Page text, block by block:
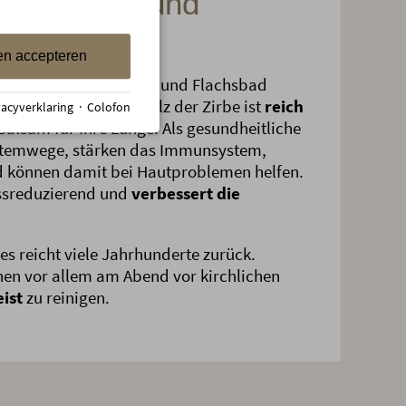
Zirben- und Flachsbad
Das Holz der Zirbe ist reich
für Ihre Lunge. Als gesundheitliche
stärken das Immunsystem,
damit bei Hautproblemen helfen.
und verbessert die
reicht viele Jahrhunderte zurück.
vor allem am Abend vor kirchlichen
zu reinigen.
accepteren
· Colofon